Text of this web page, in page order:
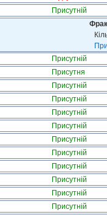
Присутній
Присутній
Присутня
Присутній
Присутній
Присутній
Присутній
Присутній
Присутній
Присутній
Присутній
Присутній
Присутній